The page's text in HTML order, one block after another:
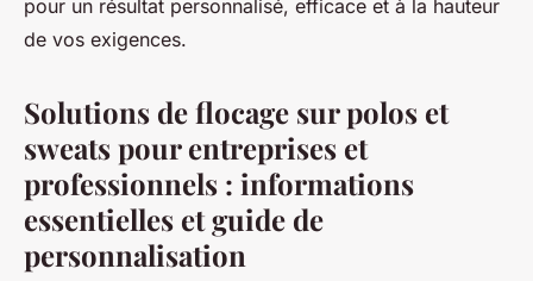
pour un résultat personnalisé, efficace et à la hauteur
de vos exigences.
Solutions de flocage sur polos et
sweats pour entreprises et
professionnels : informations
essentielles et guide de
personnalisation